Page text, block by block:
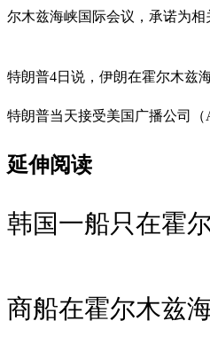
尔木兹海峡国际会议，承诺为相
特朗普4日说，伊朗在霍尔木兹
特朗普当天接受美国广播公司
延伸阅读
韩国一船只在霍
商船在霍尔木兹